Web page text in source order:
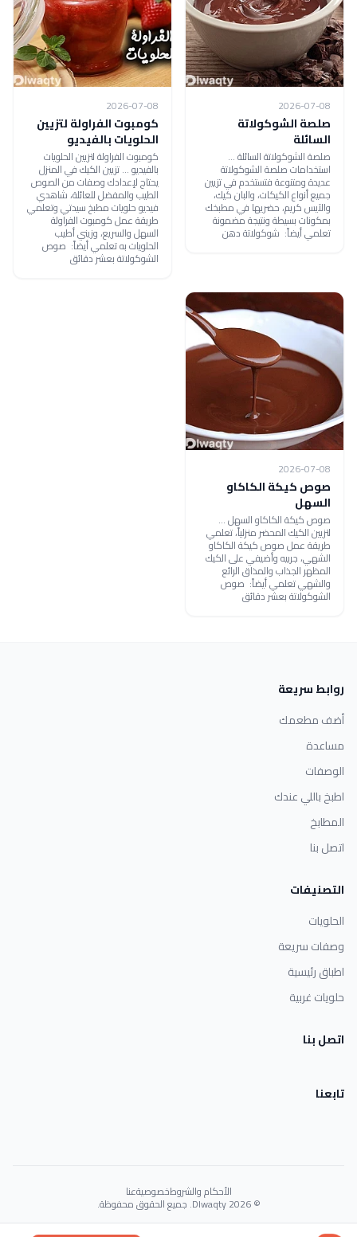
2026-07-08
صلصة الشوكولاتة
السائلة
صلصة الشوكولاتة السائلة ...
استخدامات صلصة الشوكولاتة
عديدة ومتنوعة فتستخدم في تزيين
جميع أنواع الكيكات، والبان كيك،
والآيس كريم، حضريها في مطبخك
بمكونات بسيطة ونتيجة مضمونة
تعلمي أيضاً: شوكولاتة دهن
2026-07-08
كومبوت الفراولة لتزيين
الحلويات بالفيديو
كومبوت الفراولة لتزيين الحلويات
بالفيديو ... تزيين الكيك في المنزل
يحتاج لإعدادك وصفات من الصوص
الطيب والمفضل للعائلة، شاهدي
فيديو حلويات مطبخ سيدتي وتعلمي
طريقة عمل كومبوت الفراولة
السهل والسريع، وزيني أطيب
الحلويات به تعلمي أيضاً: صوص
الشوكولاتة بعشر دقائق
2026-07-08
صوص كيكة الكاكاو
السهل
صوص كيكة الكاكاو السهل ...
لتزيين الكيك المحضر منزلياً، تعلمي
طريقة عمل صوص كيكة الكاكاو
الشهي، جربيه وأضيفي على الكيك
المظهر الجذاب والمذاق الرائع
والشهي تعلمي أيضاً: صوص
الشوكولاتة بعشر دقائق
روابط سريعة
أضف مطعمك
مساعدة
الوصفات
اطبخ باللي عندك
المطابخ
اتصل بنا
التصنيفات
الحلويات
وصفات سريعة
اطباق رئيسية
حلويات غربية
اتصل بنا
تابعنا
الأحكام والشروطخصوصيةعنا
© 2026 Dlwaqty. جميع الحقوق محفوظة.
Powered byGAIT